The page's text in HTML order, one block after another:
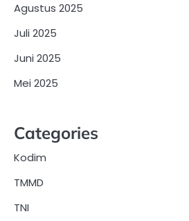
Agustus 2025
Juli 2025
Juni 2025
Mei 2025
Categories
Kodim
TMMD
TNI